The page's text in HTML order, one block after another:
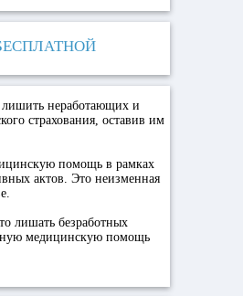
лишить неработающих и
страхования, оставив им
помощь в рамках
актов. Это неизменная
лишать безработных
медицинскую помощь